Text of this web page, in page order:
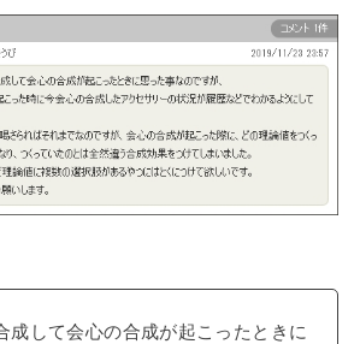
成して会心の合成が起こったときに